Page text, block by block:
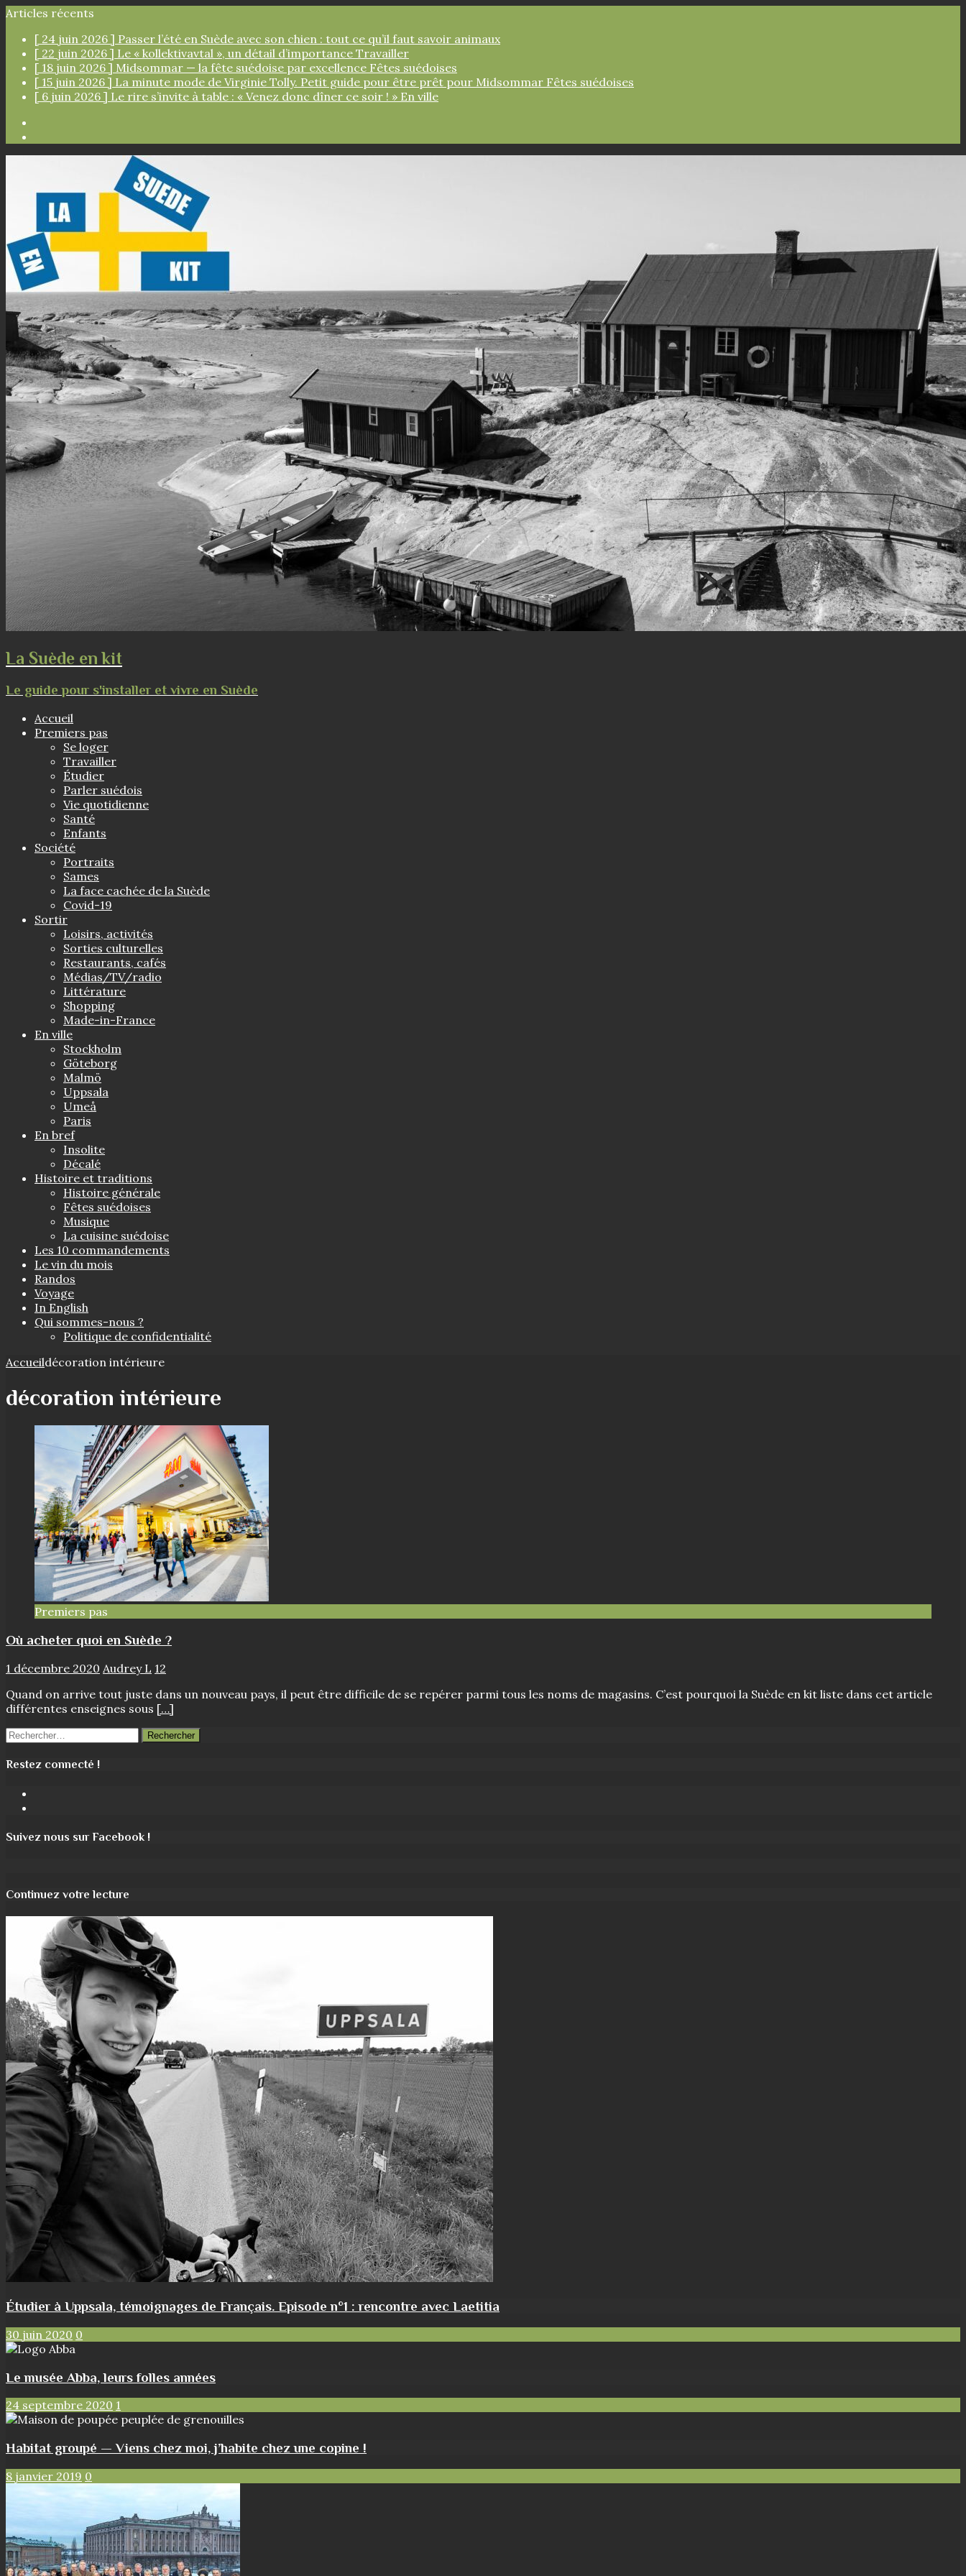
Articles récents
[ 24 juin 2026 ] Passer l’été en Suède avec son chien : tout ce qu’il faut savoir animaux
[ 22 juin 2026 ] Le « kollektivavtal », un détail d’importance Travailler
[ 18 juin 2026 ] Midsommar — la fête suédoise par excellence Fêtes suédoises
[ 15 juin 2026 ] La minute mode de Virginie Tolly. Petit guide pour être prêt pour Midsommar Fêtes suédoises
[ 6 juin 2026 ] Le rire s’invite à table : « Venez donc dîner ce soir ! » En ville
La Suède en kit
Le guide pour s'installer et vivre en Suède
Accueil
Premiers pas
Se loger
Travailler
Étudier
Parler suédois
Vie quotidienne
Santé
Enfants
Société
Portraits
Sames
La face cachée de la Suède
Covid-19
Sortir
Loisirs, activités
Sorties culturelles
Restaurants, cafés
Médias/TV/radio
Littérature
Shopping
Made-in-France
En ville
Stockholm
Göteborg
Malmö
Uppsala
Umeå
Paris
En bref
Insolite
Décalé
Histoire et traditions
Histoire générale
Fêtes suédoises
Musique
La cuisine suédoise
Les 10 commandements
Le vin du mois
Randos
Voyage
In English
Qui sommes-nous ?
Politique de confidentialité
Accueildécoration intérieure
décoration intérieure
Premiers pas
Où acheter quoi en Suède ?
1 décembre 2020 Audrey L 12
Quand on arrive tout juste dans un nouveau pays, il peut être difficile de se repérer parmi tous les noms de magasins. C’est pourquoi la Suède en kit liste dans cet article
différentes enseignes sous […]
Rechercher :
Restez connecté !
Suivez nous sur Facebook !
Continuez votre lecture
Étudier à Uppsala, témoignages de Français. Episode n°1 : rencontre avec Laetitia
30 juin 2020 0
Le musée Abba, leurs folles années
24 septembre 2020 1
Habitat groupé — Viens chez moi, j’habite chez une copine !
8 janvier 2019 0